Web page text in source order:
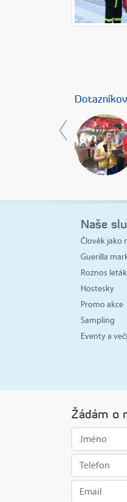
převlečených za
Naše
Člověk jako
Guerilla
Roznos
Hostesky
Promo akce
Sampling
Eventy a
Žádám o